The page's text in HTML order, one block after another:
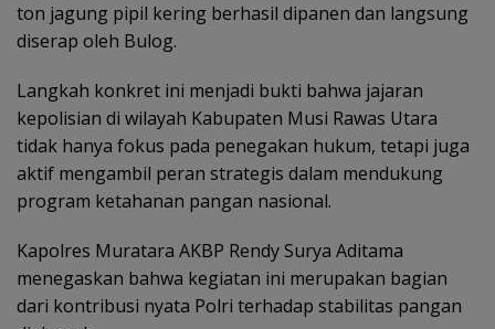
ton jagung pipil kering berhasil dipanen dan langsung
diserap oleh Bulog.
Langkah konkret ini menjadi bukti bahwa jajaran
kepolisian di wilayah Kabupaten Musi Rawas Utara
tidak hanya fokus pada penegakan hukum, tetapi juga
aktif mengambil peran strategis dalam mendukung
program ketahanan pangan nasional.
Kapolres Muratara AKBP Rendy Surya Aditama
menegaskan bahwa kegiatan ini merupakan bagian
dari kontribusi nyata Polri terhadap stabilitas pangan